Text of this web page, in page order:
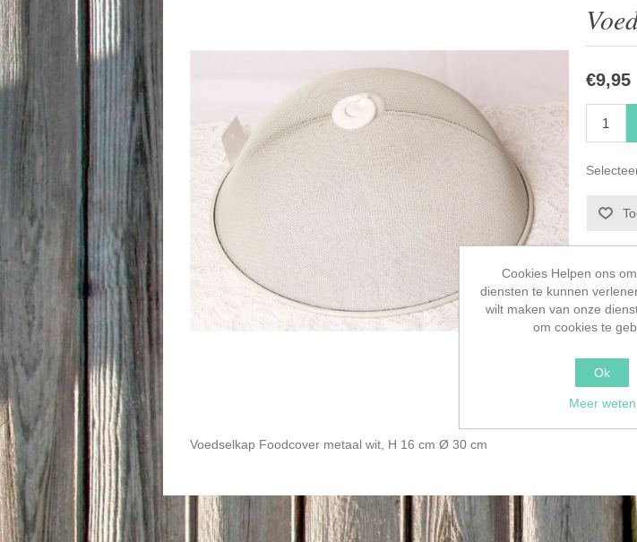
€9,95
Voedselkap Foodcover metaal wit, H 16 cm Ø 30 cm
Cookies Helpen ons
diensten te kunnen
wilt maken van onze
om cookies te
Ok
Meer weten